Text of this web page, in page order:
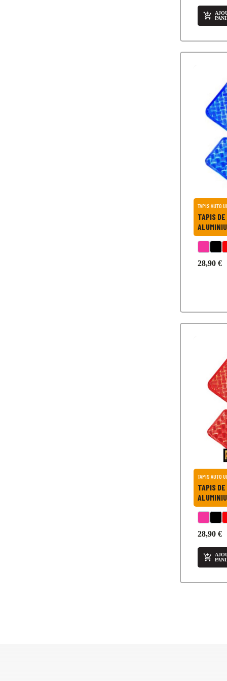

TAPIS DE SOL
28,90 €
TAPIS DE SOL
28,90 €
